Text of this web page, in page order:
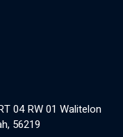
04 RW 01 Walitelon
56219